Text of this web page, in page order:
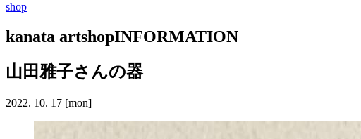
shop
kanata artshopINFORMATION
山田雅子さんの器
2022. 10. 17 [mon]